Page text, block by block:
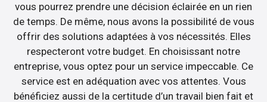
vous pourrez prendre une décision éclairée en un rien
de temps. De même, nous avons la possibilité de vous
offrir des solutions adaptées à vos nécessités. Elles
respecteront votre budget. En choisissant notre
entreprise, vous optez pour un service impeccable. Ce
service est en adéquation avec vos attentes. Vous
bénéficiez aussi de la certitude d’un travail bien fait et